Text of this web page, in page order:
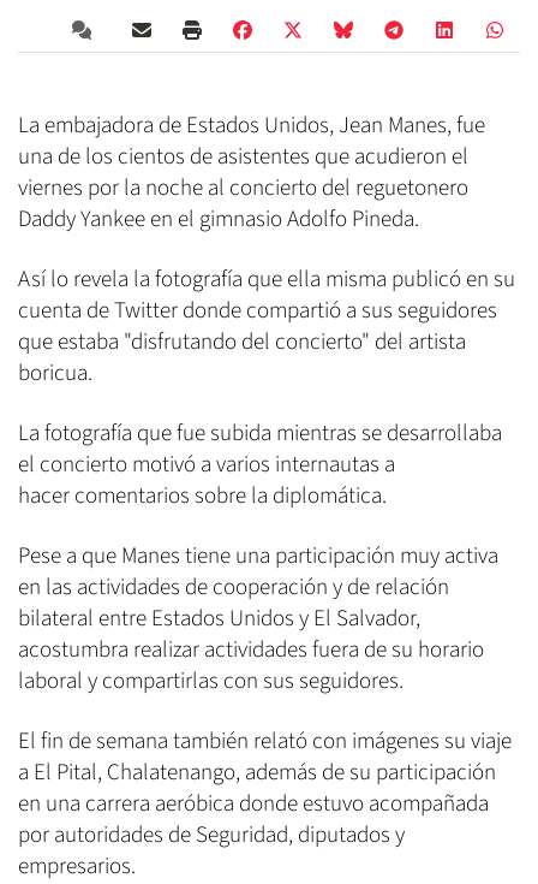
La embajadora de Estados Unidos, Jean Manes, fue
una de los cientos de asistentes que acudieron el
viernes por la noche al concierto del reguetonero
Daddy Yankee en el gimnasio Adolfo Pineda.
Así lo revela la fotografía que ella misma publicó en su
cuenta de Twitter donde compartió a sus seguidores
que estaba "disfrutando del concierto" del artista
boricua.
La fotografía que fue subida mientras se desarrollaba
el concierto motivó a varios internautas a
hacer comentarios sobre la diplomática.
Pese a que Manes tiene una participación muy activa
en las actividades de cooperación y de relación
bilateral entre Estados Unidos y El Salvador,
acostumbra realizar actividades fuera de su horario
laboral y compartirlas con sus seguidores.
El fin de semana también relató con imágenes su viaje
a El Pital, Chalatenango, además de su participación
en una carrera aeróbica donde estuvo acompañada
por autoridades de Seguridad, diputados y
empresarios.